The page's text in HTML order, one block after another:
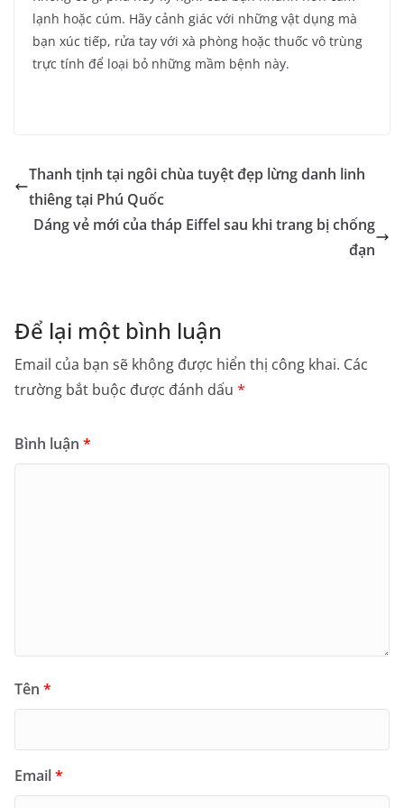
lạnh hoặc cúm. Hãy cảnh giác với những vật dụng mà
bạn xúc tiếp, rửa tay với xà phòng hoặc thuốc vô trùng
trực tính để loại bỏ những mầm bệnh này.
Thanh tịnh tại ngôi chùa tuyệt đẹp lừng danh linh
thiêng tại Phú Quốc
Dáng vẻ mới của tháp Eiffel sau khi trang bị chống
đạn
Để lại một bình luận
Email của bạn sẽ không được hiển thị công khai. Các
trường bắt buộc được đánh dấu *
Bình luận *
Tên *
Email*